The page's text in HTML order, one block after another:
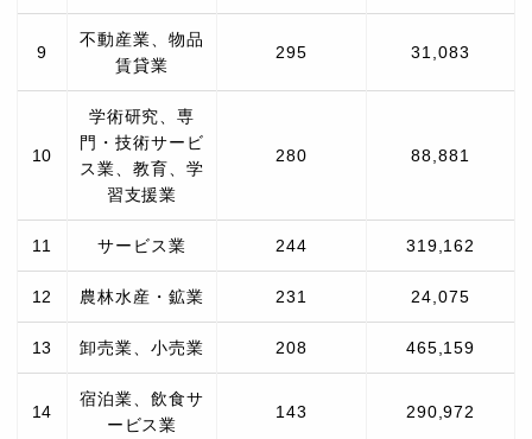
9
不動産業、物品
賃貸業
295 31,083
10
学術研究、専
門・技術サービ
ス業、教育、学
習支援業
280 88,881
11 サービス業 244 319,162
12 農林水産・鉱業 231 24,075
13 卸売業、小売業 208 465,159
14
宿泊業、飲食サ
ービス業
143 290,972